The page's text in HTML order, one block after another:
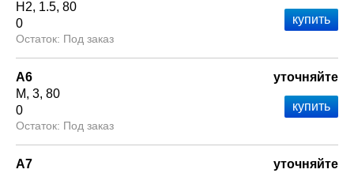
Н2 1.5 80
0
Под заказ
А6
М 3 80
0
Под заказ
уточняйте
А7
уточняйте